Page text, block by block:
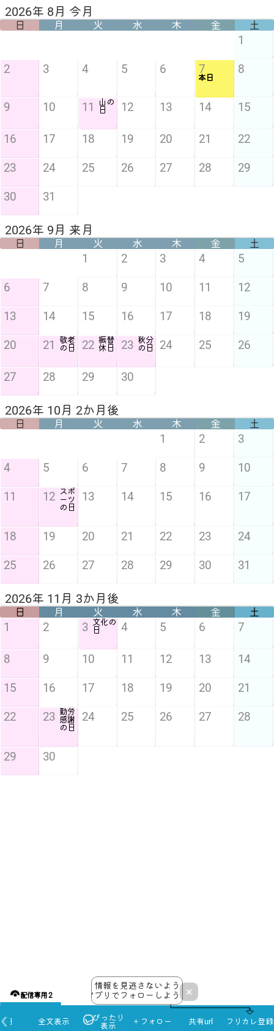
×
情報を見逃さないよう
アプリでフォローしよう！
配信専用 2
フリカレ登録
共有url
＋フォロー
ぴったり
表示
全文表示
日
1 2 3 文化の
日
4 5 6 7
8 9 10 11 12 13 14
15 16 17 18 19 20 21
22 23 勤労
感謝
の日
24 25 26 27 28
29 30
2026年 11月 3か月後
日 月 火 水 木 金 土
1 2 3
4 5 6 7 8 9 10
11 12
スポ
ーツ
の日
13 14 15 16 17
18 19 20 21 22 23 24
25 26 27 28 29 30 31
2026年 10月 2か月後
日 月 火 水 木 金 土
1 2 3 4 5
6 7 8 9 10 11 12
13 14 15 16 17 18 19
20 21
敬老
の日
22 振替
休日
23 秋分
の日
24 25 26
27 28 29 30
2026年 9月 来月
日 月 火 水 木 金 土
1
2 3 4 5 6 7
本日
8
9 10 11
山の
日
12 13 14 15
16 17 18 19 20 21 22
23 24 25 26 27 28 29
30 31
2026年 8月 今月
日 月 火 水 木 金 土